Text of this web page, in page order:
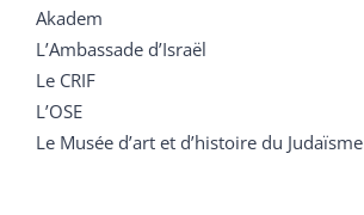
Akadem
L’Ambassade d’Israël
Le CRIF
L’OSE
Le Musée d’art et d’histoire du Judaïsme